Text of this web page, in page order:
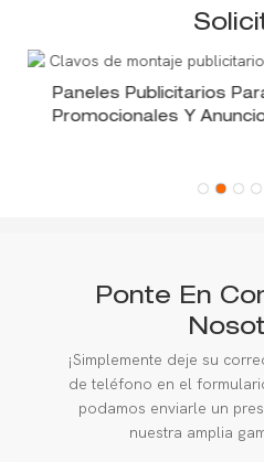
Paneles Publicitarios
Promocionales Y
Ponte En
¡Simplemente deje su
de teléfono en el
podamos enviarle un
nuestra amplia